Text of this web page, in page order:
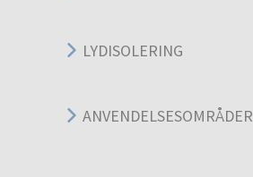
LYDISOLERING
ANVENDELSESOMRÅDER